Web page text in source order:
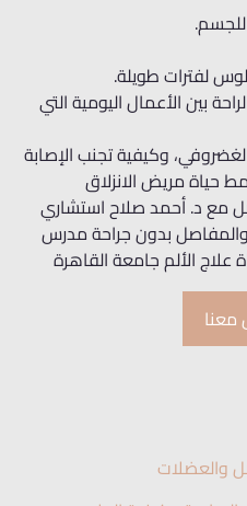
لفترات طويلة.
بين الأعمال اليومية التي
وكيفية تجنب الإصابة
حياة مريض الانزلاق
مع د. أحمد صلاح استشاري
والمفاصل بدون جراحة مدرس
علاج الألم جامعة القاهرة
معنا
والعضلات